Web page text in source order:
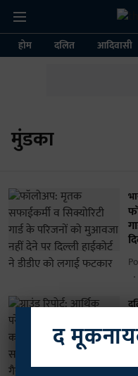
होम दलित आदिवासी
मुंडका
द